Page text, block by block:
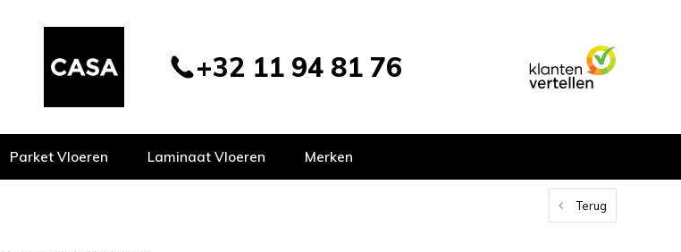
+32 11 94 81 76
Parket Vloeren Laminaat Vloeren Merken
Terug